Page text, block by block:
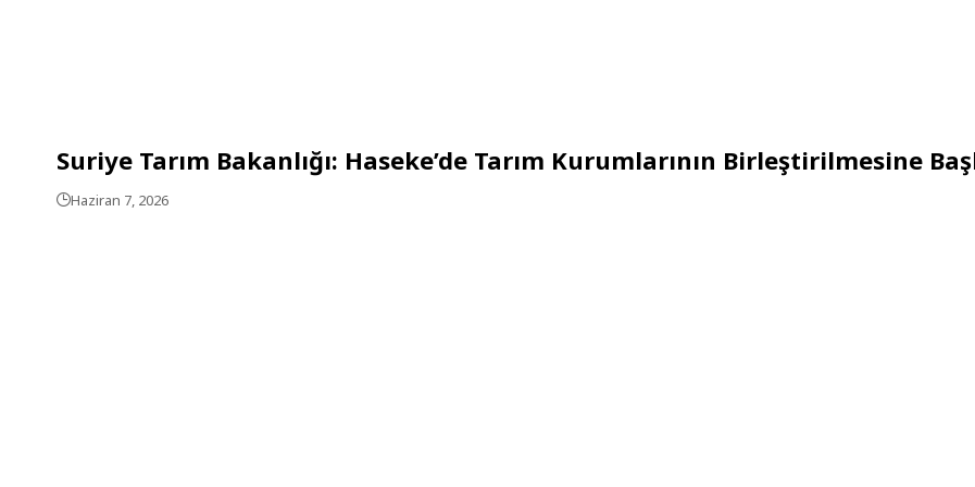
Suriye Tarım Bakanlığı: Haseke’de Tarım Kurumlarının Birleştirilmesine
Haziran 7, 2026